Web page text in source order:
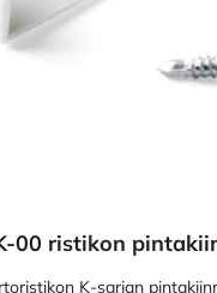
and the Google
00 ristikon
K-sarjan